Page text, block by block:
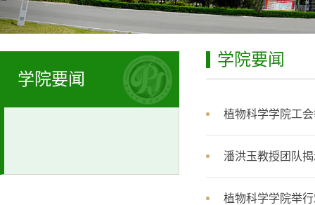
学院要闻
学院要闻
植物科学学院工
潘洪玉教授团队
植物科学学院举